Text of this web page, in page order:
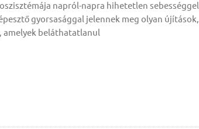
napról-napra hihetetlen sebességgel
gyorsasággal jelennek meg olyan újítások,
amelyek beláthatatlanul